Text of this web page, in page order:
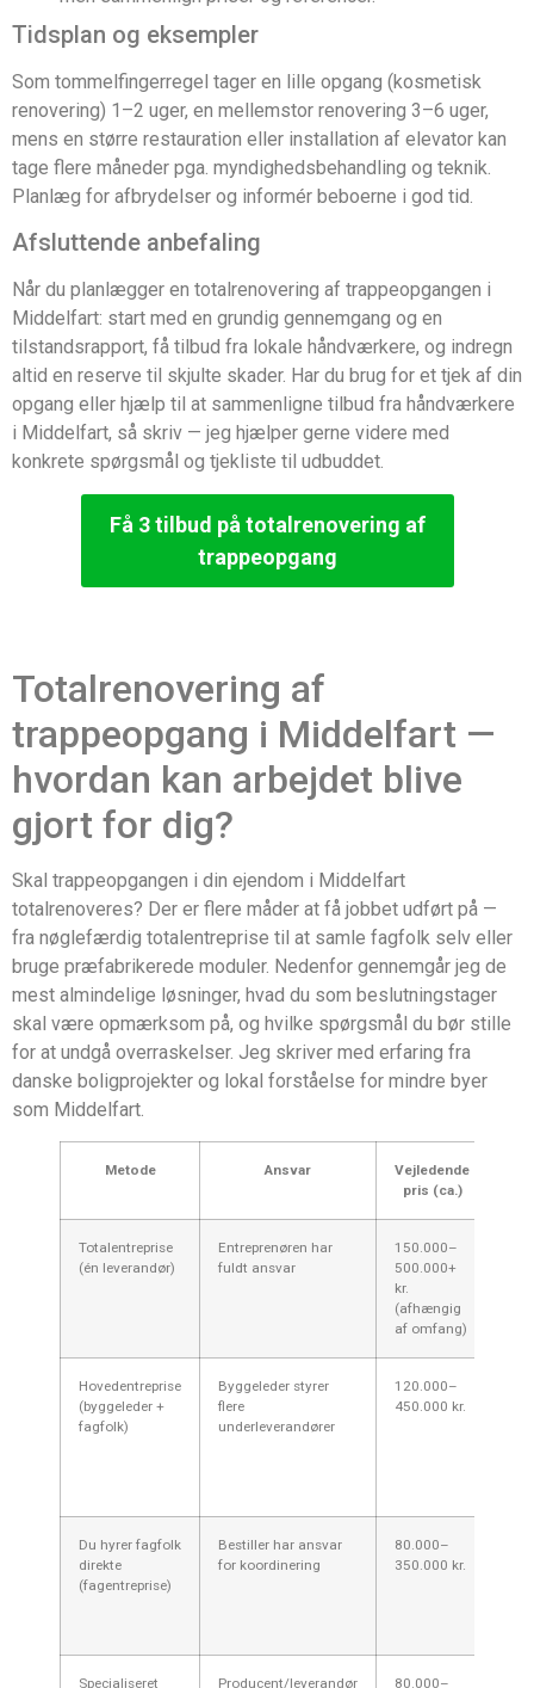
Tidsplan og eksempler
Som tommelfingerregel tager en lille opgang (kosmetisk
renovering) 1–2 uger, en mellemstor renovering 3–6 uger,
mens en større restauration eller installation af elevator kan
tage flere måneder pga. myndighedsbehandling og teknik.
Planlæg for afbrydelser og informér beboerne i god tid.
Afsluttende anbefaling
Når du planlægger en totalrenovering af trappeopgangen i
Middelfart: start med en grundig gennemgang og en
tilstandsrapport, få tilbud fra lokale håndværkere, og indregn
altid en reserve til skjulte skader. Har du brug for et tjek af din
opgang eller hjælp til at sammenligne tilbud fra håndværkere
i Middelfart, så skriv — jeg hjælper gerne videre med
konkrete spørgsmål og tjekliste til udbuddet.
Få 3 tilbud på totalrenovering af
trappeopgang
Totalrenovering af
trappeopgang i Middelfart —
hvordan kan arbejdet blive
gjort for dig?
Skal trappeopgangen i din ejendom i Middelfart
totalrenoveres? Der er flere måder at få jobbet udført på —
fra nøglefærdig totalentreprise til at samle fagfolk selv eller
bruge præfabrikerede moduler. Nedenfor gennemgår jeg de
mest almindelige løsninger, hvad du som beslutningstager
skal være opmærksom på, og hvilke spørgsmål du bør stille
for at undgå overraskelser. Jeg skriver med erfaring fra
danske boligprojekter og lokal forståelse for mindre byer
som Middelfart.
Metode Ansvar
Vejledende
pris (ca.)
Totalentreprise
(én leverandør)
Entreprenøren har
fuldt ansvar
150.000–
500.000+
kr.
(afhængig
af omfang)
Hovedentreprise
(byggeleder +
fagfolk)
Byggeleder styrer
flere
underleverandører
120.000–
450.000 kr.
Du hyrer fagfolk
direkte
(fagentreprise)
Bestiller har ansvar
for koordinering
80.000–
350.000 kr.
Specialiseret
Producent/leverandør
80.000–